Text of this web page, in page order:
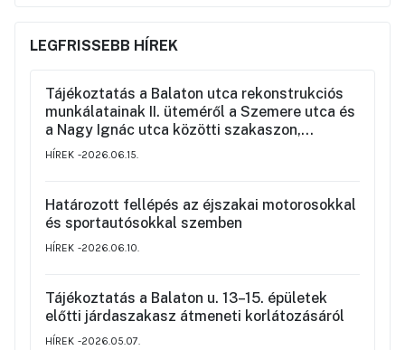
LEGFRISSEBB HÍREK
Tájékoztatás a Balaton utca rekonstrukciós
munkálatainak II. üteméről a Szemere utca és
a Nagy Ignác utca közötti szakaszon,
valamint a környék ideiglenes forgalmi
HÍREK 2026.06.15.
Határozott fellépés az éjszakai motorosokkal
és sportautósokkal szemben
HÍREK 2026.06.10.
Tájékoztatás a Balaton u. 13–15. épületek
előtti járdaszakasz átmeneti korlátozásáról
HÍREK 2026.05.07.